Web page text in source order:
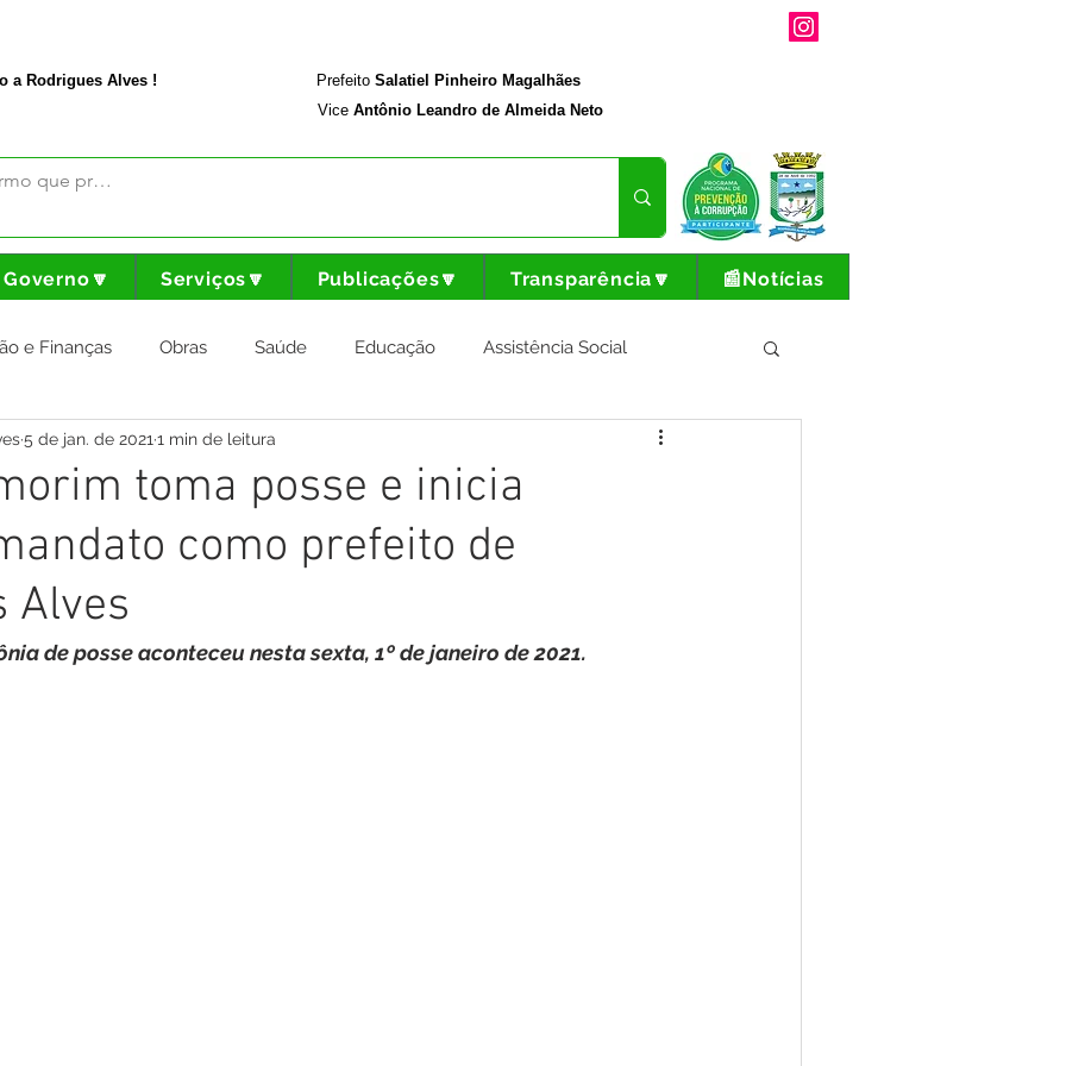
a Rodrigues Alves ! Prefeito Salatiel Pinheiro Magalhães
Vice Antônio Leandro de Almeida Neto
Governo🔽 Serviços🔽 Publicações🔽 Transparência🔽 📰Notícias
e Finanças Obras Saúde Educação Assistência Social
e Governo Cultura Esporte e Lazer
Campanhas Datas Comemorativas Nota de Pesar
toma posse e inicia
como prefeito de
Alves
5 de jan. de 2021 1 min de leitura
de posse aconteceu nesta sexta, 1º de janeiro de 2021.